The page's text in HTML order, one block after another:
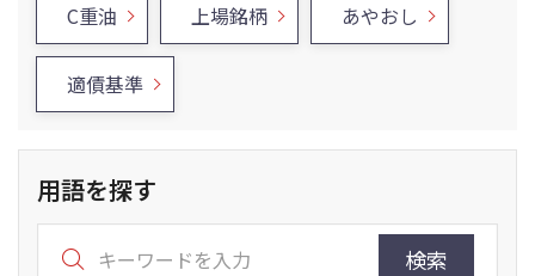
C重油 上場銘柄 あやおし
適債基準
用語を探す
検索